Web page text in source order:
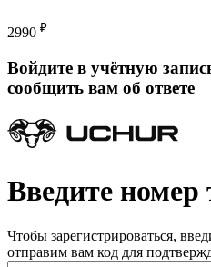
2990 ₽
Войдите в учётную
сообщить вам об ответе
Введите номер
Чтобы зарегистрироваться,
отправим вам код для